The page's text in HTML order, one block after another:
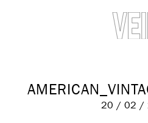
20 / 02 /